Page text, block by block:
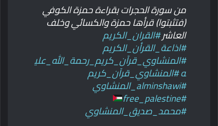
من سورة الحجرات بقراءة حمزة الكوفي
(فتثبتوا) قرأها حمزة والكسائي وخلف
العاشر#القران_الكريم
#اذاعة_القرأن_الكريم
#المنشاوي_قرآن_كريم_رحمة_الله_علي
ه#المنشاوي_قرآن_كريم
#alminshawi_المنشاوي
#free_palestine
#محمد_صديق_المنشاوي